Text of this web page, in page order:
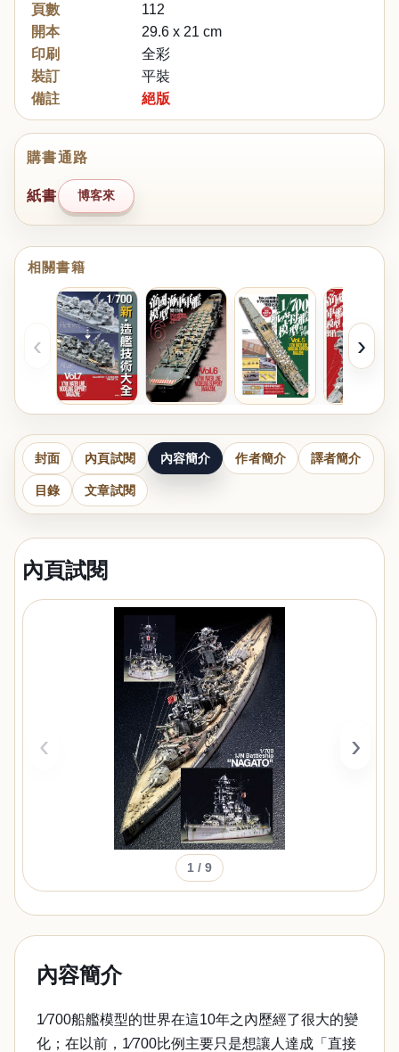
頁數
112
開本
29.6 x 21 cm
印刷
全彩
裝訂
平裝
備註
絕版
購書通路
紙書 博客來
相關書籍
‹ ›
封面 內頁試閱 內容簡介 作者簡介 譯者簡介
目錄 文章試閱
內頁試閱
‹ ›
1 / 9
內容簡介
1∕700船艦模型的世界在這10年之內歷經了很大的變
化；在以前，1∕700比例主要只是想讓人達成「直接